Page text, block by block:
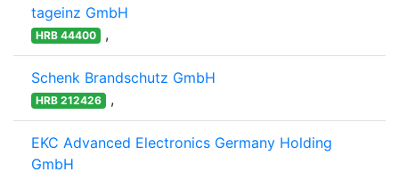
tageinz GmbH
HRB 44400 ,
Schenk Brandschutz GmbH
HRB 212426 ,
EKC Advanced Electronics Germany Holding
GmbH